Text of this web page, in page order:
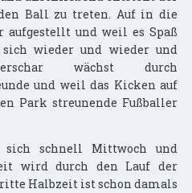
Ball zu treten. Auf in die
und weil es Spaß
wieder und wieder und
wächst durch
und weil das Kicken auf
Park streunende Fußballer
sich schnell Mittwoch und
wird durch den Lauf der
Halbzeit ist schon damals